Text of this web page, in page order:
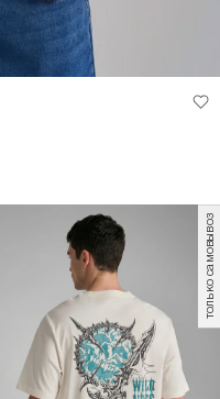
только самовывоз